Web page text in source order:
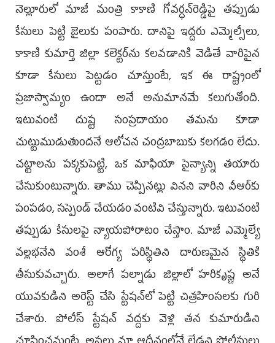
నెల్లూరులో మాజీ మంత్రి కాకాణి గోవర్ధన్‌రెడ్డిపై తప్పుడు
కేసులు పెట్టి జైలుకు పంపారు. దానిపై ఇద్దరు ఎమ్మెల్సీలు,
కాకాణి కుమార్తె జిల్లా కలెక్టర్‌ను కలవడానికి వెడితే వారిపైన
కూడా కేసులు పెట్టడం చూస్తుంటే, ఇక ఈ రాష్ట్రంలో
ప్రజాస్వామ్యం ఉందా అనే అనుమానమే కలుగుతోంది.
ఇటువంటి దుష్ట సంప్రదాయం తమను కూడా
చుట్టుముడుతుందనే ఆలోచన చంద్రబాబుకు కలగడం లేదు.
చట్టాలను పక్కకుపెట్టి, ఒక మాఫియా సైన్యాన్ని తయారు
చేసుకుంటున్నారు. తాము చెప్పినట్లు వినని వారిని వీఆర్‌కు
పంపడం, సస్పెండ్ చేయడం వంటివి చేస్తున్నారు. ఇటువంటి
తప్పుడు కేసులపై న్యాయపోరాటం చేస్తాం. మాజీ ఎమ్మెల్యే
వల్లభనేని వంశీ ఆరోగ్య పరిస్థితిని దారుణమైన స్థితికి
తీసుకువచ్చారు. అలాగే పల్నాడు జిల్లాలో హరికృష్ణ అనే
యువకుడిని అరెస్ట్ చేసి స్టేషన్‌లో పెట్టి చిత్రహింసలకు గురి
చేశారు. పోలీస్ స్టేషన్‌ వద్దకు వెళ్లి తన కుమారుడిని